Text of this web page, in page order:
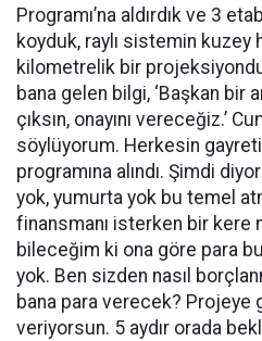
Programı’na aldırdık ve 3
koyduk, raylı sistemin kuzey
kilometrelik bir
bana gelen bilgi, ‘Başkan bir
çıksın, onayını vereceğiz.’
söylüyorum. Herkesin
programına alındı. Şimdi
yok, yumurta yok bu temel
finansmanı isterken bir kere
bileceğim ki ona göre para
yok. Ben sizden nasıl
bana para verecek? Projeye
veriyorsun. 5 aydır orada